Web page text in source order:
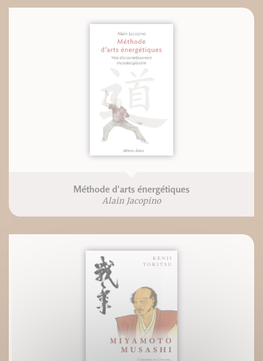
Méthode d'arts énergétiques
Alain Jacopino